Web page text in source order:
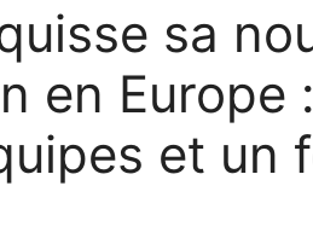
sa
en Europe
et un